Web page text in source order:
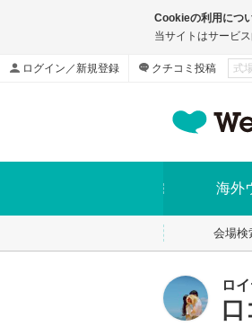
Cookieの利用につ
当サイトはサービ
ログイン／新規登録 クチコミ投稿
海外
会場検
ロ
口